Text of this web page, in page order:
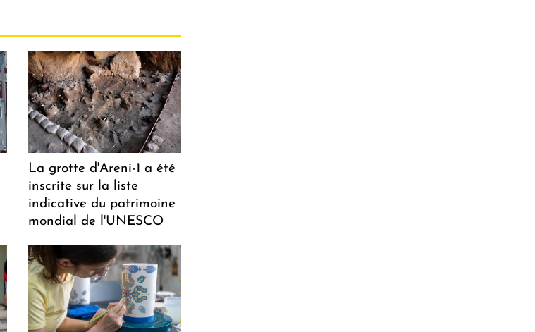
La grotte d'Areni-1 a été
inscrite sur la liste
indicative du patrimoine
mondial de l'UNESCO